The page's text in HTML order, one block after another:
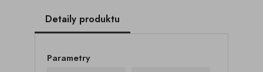
Detaily produktu
Parametry